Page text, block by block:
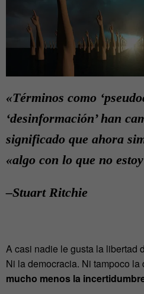
«Términos como
‘desinformación’ han
significado que ahora
«algo con lo que no
–Stuart Ritchie
A casi nadie le gusta la libertad
Ni la democracia. Ni tampoco
mucho menos la